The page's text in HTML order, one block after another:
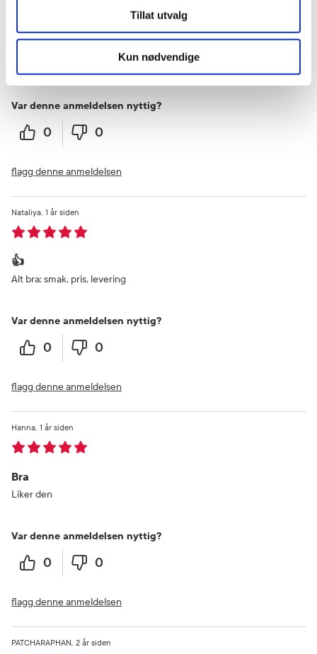
Tillat utvalg
Kun nødvendige
Var denne anmeldelsen nyttig?
0 0
flagg denne anmeldelsen
👍
1 år siden
Nataliya
Alt bra: smak, pris, levering
Var denne anmeldelsen nyttig?
0 0
flagg denne anmeldelsen
Bra
1 år siden
Hanna
Liker den
Var denne anmeldelsen nyttig?
0 0
flagg denne anmeldelsen
2 år siden
PATCHARAPHAN